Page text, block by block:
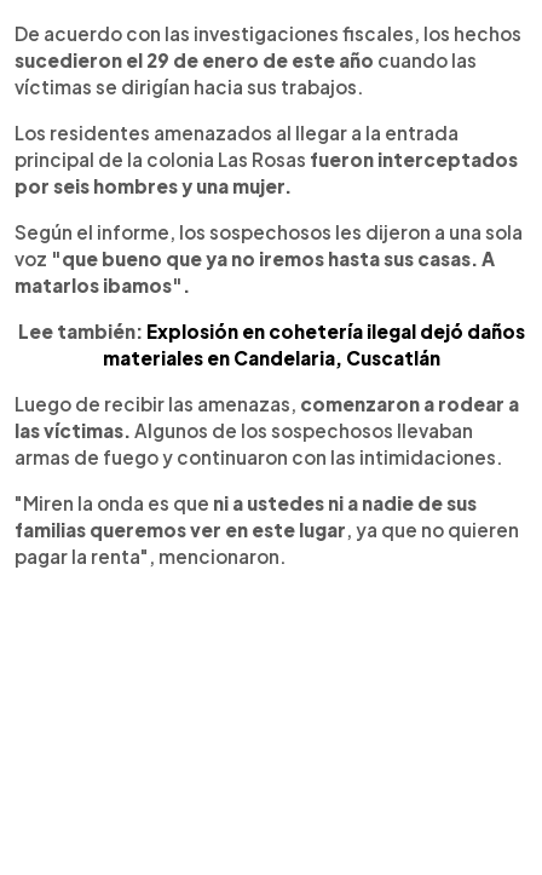
De acuerdo con las investigaciones fiscales, los hechos
sucedieron el 29 de enero de este año cuando las
víctimas se dirigían hacia sus trabajos.
Los residentes amenazados al llegar a la entrada
principal de la colonia Las Rosas fueron interceptados
por seis hombres y una mujer.
Según el informe, los sospechosos les dijeron a una sola
voz "que bueno que ya no iremos hasta sus casas. A
matarlos ibamos".
Lee también: Explosión en cohetería ilegal dejó daños
materiales en Candelaria, Cuscatlán
Luego de recibir las amenazas, comenzaron a rodear a
las víctimas. Algunos de los sospechosos llevaban
armas de fuego y continuaron con las intimidaciones.
"Miren la onda es que ni a ustedes ni a nadie de sus
familias queremos ver en este lugar , ya que no quieren
pagar la renta", mencionaron.